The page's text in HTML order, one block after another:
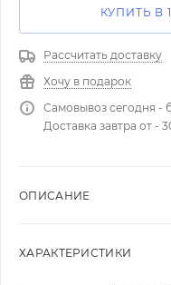
КУПИТЬ В
Рассчитать доставку
Хочу в подарок
Самовывоз сегодня -
Доставка завтра от -
ОПИСАНИЕ
ХАРАКТЕРИСТИКИ